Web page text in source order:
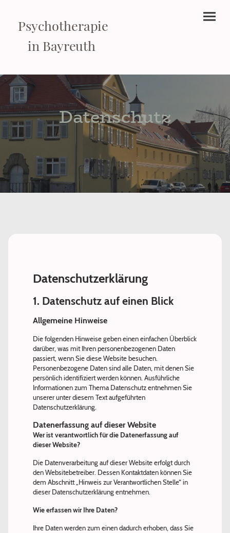
Psychotherapie
in Bayreuth
Datenschutz
Datenschutzerklärung
1. Datenschutz auf einen Blick
Allgemeine Hinweise
Die folgenden Hinweise geben einen einfachen Überblick
darüber, was mit Ihren personenbezogenen Daten
passiert, wenn Sie diese Website besuchen.
Personenbezogene Daten sind alle Daten, mit denen Sie
persönlich identifiziert werden können. Ausführliche
Informationen zum Thema Datenschutz entnehmen Sie
unserer unter diesem Text aufgeführten
Datenschutzerklärung.
Datenerfassung auf dieser Website
Wer ist verantwortlich für die Datenerfassung auf
dieser Website?
Die Datenverarbeitung auf dieser Website erfolgt durch
den Websitebetreiber. Dessen Kontaktdaten können Sie
dem Abschnitt „Hinweis zur Verantwortlichen Stelle“ in
dieser Datenschutzerklärung entnehmen.
Wie erfassen wir Ihre Daten?
Ihre Daten werden zum einen dadurch erhoben, dass Sie